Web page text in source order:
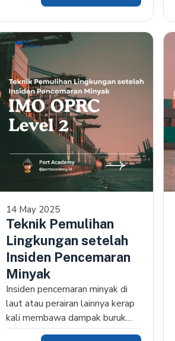
14 May 2025
Teknik Pemulihan
Lingkungan setelah
Insiden Pencemaran
Minyak
Insiden pencemaran minyak di
laut atau perairan lainnya kerap
kali membawa dampak buruk
terhadap lingkungan….